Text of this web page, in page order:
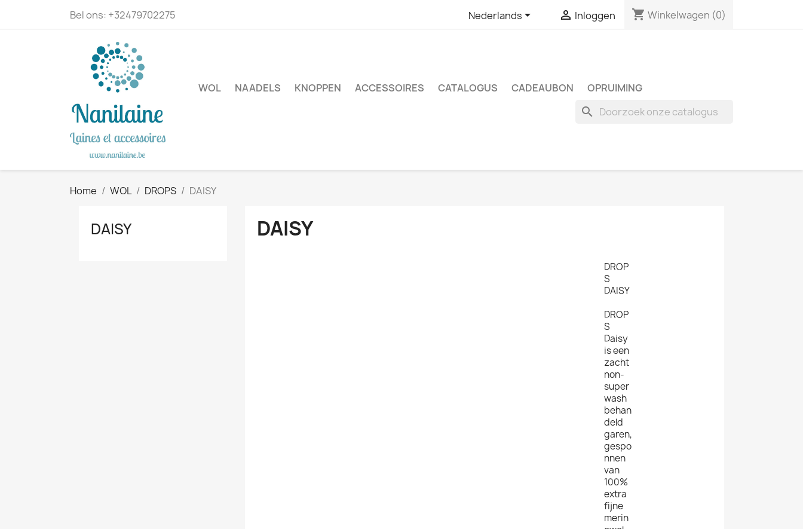
Bel ons: +32479702275 Nederlands  Inloggen shopping_cart Winkelwagen (0)
WOL NAADELS KNOPPEN ACCESSOIRES CATALOGUS CADEAUBON OPRUIMING
search
Home WOL DROPS DAISY
DAISY DAISY
DROP
S
DAISY
DROP
S
Daisy
is een
zacht
non-
super
wash
behan
deld
garen,
gespo
nnen
van
100%
extra
fijne
merin